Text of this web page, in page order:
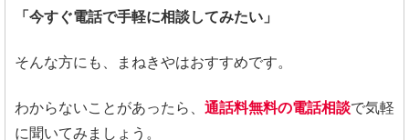
「今すぐ電話で手軽に相談してみたい」
そんな方にも、まねきやはおすすめです。
わからないことがあったら、 通話料無料の電話相談で気軽
に聞いてみましょう。